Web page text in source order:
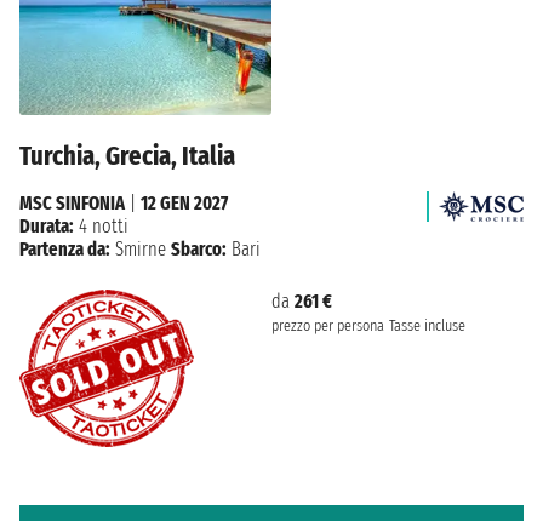
Turchia, Grecia, Italia
da 261 €
prezzo per persona Tasse incluse
MSC SINFONIA| 12 GEN 2027
Durata: 4 notti
Partenza da: Smirne Sbarco: Bari